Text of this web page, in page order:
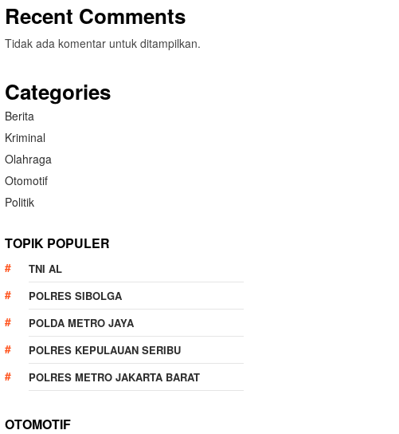
Recent Comments
Tidak ada komentar untuk ditampilkan.
Categories
Berita
Kriminal
Olahraga
Otomotif
Politik
TOPIK POPULER
TNI AL
POLRES SIBOLGA
POLDA METRO JAYA
POLRES KEPULAUAN SERIBU
POLRES METRO JAKARTA BARAT
OTOMOTIF